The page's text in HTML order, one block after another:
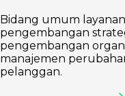
Bidang umum
pengembangan
pengembangan
manajemen
pelanggan.